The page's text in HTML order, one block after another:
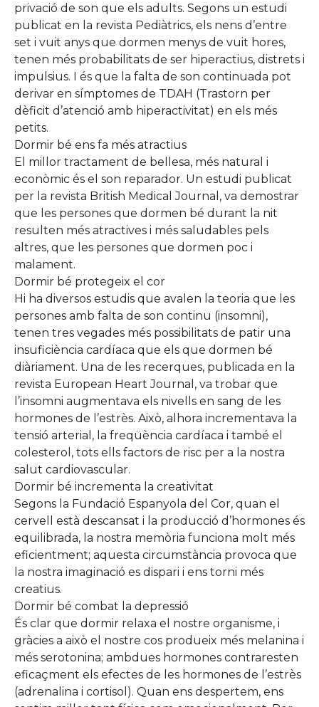
privació de son que els adults. Segons un estudi
publicat en la revista Pediàtrics, els nens d’entre
set i vuit anys que dormen menys de vuit hores,
tenen més probabilitats de ser hiperactius, distrets i
impulsius. I és que la falta de son continuada pot
derivar en símptomes de TDAH (Trastorn per
dèficit d’atenció amb hiperactivitat) en els més
petits.
Dormir bé ens fa més atractius
El millor tractament de bellesa, més natural i
econòmic és el son reparador. Un estudi publicat
per la revista British Medical Journal, va demostrar
que les persones que dormen bé durant la nit
resulten més atractives i més saludables pels
altres, que les persones que dormen poc i
malament.
Dormir bé protegeix el cor
Hi ha diversos estudis que avalen la teoria que les
persones amb falta de son continu (insomni),
tenen tres vegades més possibilitats de patir una
insuficiència cardíaca que els que dormen bé
diàriament. Una de les recerques, publicada en la
revista European Heart Journal, va trobar que
l’insomni augmentava els nivells en sang de les
hormones de l’estrès. Això, alhora incrementava la
tensió arterial, la freqüència cardíaca i també el
colesterol, tots ells factors de risc per a la nostra
salut cardiovascular.
Dormir bé incrementa la creativitat
Segons la Fundació Espanyola del Cor, quan el
cervell està descansat i la producció d’hormones és
equilibrada, la nostra memòria funciona molt més
eficientment; aquesta circumstància provoca que
la nostra imaginació es dispari i ens torni més
creatius.
Dormir bé combat la depressió
És clar que dormir relaxa el nostre organisme, i
gràcies a això el nostre cos produeix més melanina i
més serotonina; ambdues hormones contraresten
eficaçment els efectes de les hormones de l’estrès
(adrenalina i cortisol). Quan ens despertem, ens